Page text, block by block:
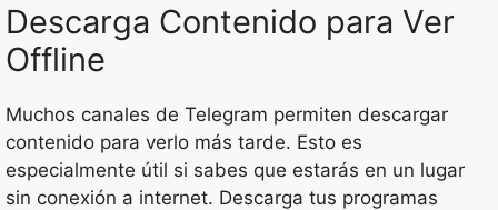
Descarga Contenido para Ver
Offline
Muchos canales de Telegram permiten descargar
contenido para verlo más tarde. Esto es
especialmente útil si sabes que estarás en un lugar
sin conexión a internet. Descarga tus programas